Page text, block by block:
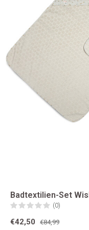
Badtextilien-Set
(0)
€42,50 €84,99